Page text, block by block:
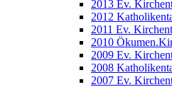
2013 Ev.
2012
2011 Ev.
2010
2009 Ev.
2008
2007 Ev.